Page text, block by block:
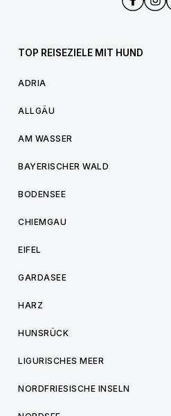
TOP REISEZIELE MIT HUND
ADRIA
ALLGÄU
AM WASSER
BAYERISCHER WALD
BODENSEE
CHIEMGAU
EIFEL
GARDASEE
HARZ
HUNSRÜCK
LIGURISCHES MEER
NORDFRIESISCHE INSELN